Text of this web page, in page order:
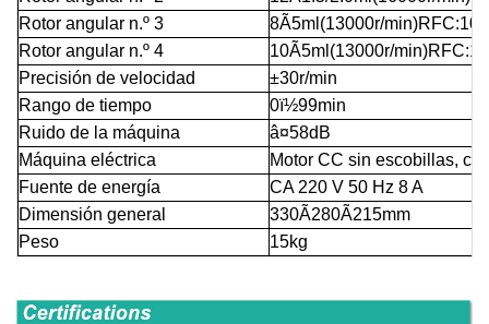
Rotor angular n.º 3
8Ã5ml(13000r/
Rotor angular n.º 4
10Ã5ml(13000r/
Precisión de velocidad
±30r/min
Rango de tiempo
0ï½99min
Ruido de la máquina
â¤58dB
Máquina eléctrica
Motor CC sin escobillas,
Fuente de energía
CA 220 V 50 Hz 8 A
Dimensión general
330Ã280Ã215mm
Peso
15kg